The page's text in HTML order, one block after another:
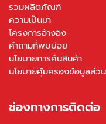
รวมผลิตภัณฑ์
ความเป็นมา
โครงการอ้างอิง
คำถามที่พบบ่อย
นโยบายการคืนสินค้า
นโยบายคุ้มครองข้อมูลส่ว
ช่องทางการติดต่อ